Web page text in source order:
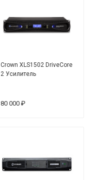
Crown XLS1502 DriveCore
2 Усилитель
80 000 ₽